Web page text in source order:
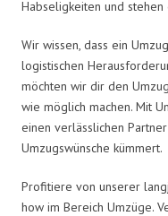
Habseligkeiten und
Wir wissen, dass ein
logistischen
möchten wir dir den
wie möglich machen. Mit
einen verlässlichen
Umzugswünsche kümmert.
Profitiere von unserer
how im Bereich Umzüge.